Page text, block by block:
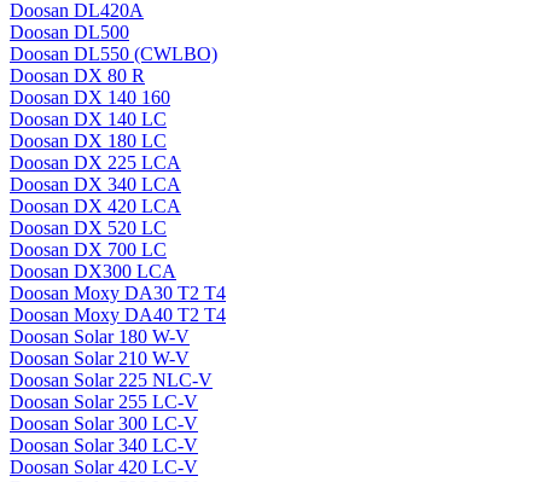
Doosan DL420A
Doosan DL500
Doosan DL550 (CWLBO)
Doosan DX 80 R
Doosan DX 140 160
Doosan DX 140 LC
Doosan DX 180 LC
Doosan DX 225 LCA
Doosan DX 340 LCA
Doosan DX 420 LCA
Doosan DX 520 LC
Doosan DX 700 LC
Doosan DX300 LCA
Doosan Moxy DA30 T2 T4
Doosan Moxy DA40 T2 T4
Doosan Solar 180 W-V
Doosan Solar 210 W-V
Doosan Solar 225 NLC-V
Doosan Solar 255 LC-V
Doosan Solar 300 LC-V
Doosan Solar 340 LC-V
Doosan Solar 420 LC-V